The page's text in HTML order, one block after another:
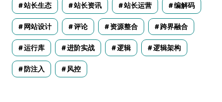
站长生态 站长资讯 站长运营 编解码
网站设计 评论 资源整合 跨界融合
运行库 进阶实战 逻辑 逻辑架构
防注入 风控